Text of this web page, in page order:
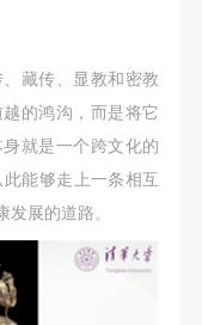
藏传、显教和密教
的鸿沟，而是将它
就是一个跨文化的
能够走上一条相互
展的道路。